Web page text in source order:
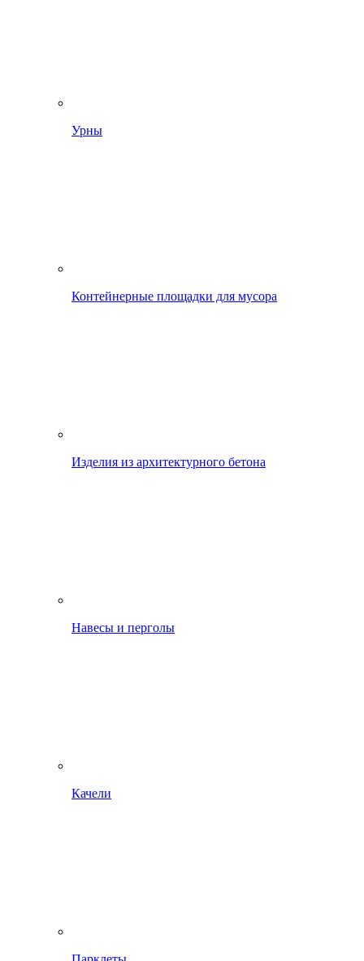
Урны
Контейнерные площадки для мусора
Изделия из архитектурного бетона
Навесы и перголы
Качели